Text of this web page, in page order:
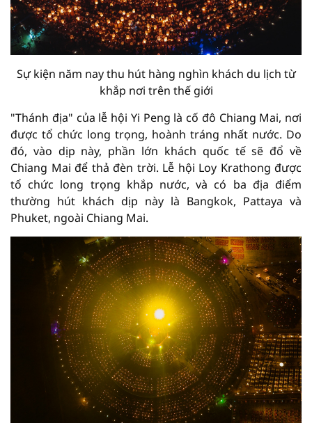
Sự kiện năm nay thu hút hàng nghìn khách du lịch từ
khắp nơi trên thế giới
"Thánh địa" của lễ hội Yi Peng là cố đô Chiang Mai, nơi
được tổ chức long trọng, hoành tráng nhất nước. Do
đó, vào dịp này, phần lớn khách quốc tế sẽ đổ về
Chiang Mai để thả đèn trời. Lễ hội Loy Krathong được
tổ chức long trọng khắp nước, và có ba địa điểm
thường hút khách dịp này là Bangkok, Pattaya và
Phuket, ngoài Chiang Mai.